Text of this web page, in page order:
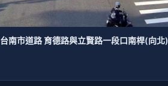
台南市道路 育德路與立賢路一段口南桿(向北)